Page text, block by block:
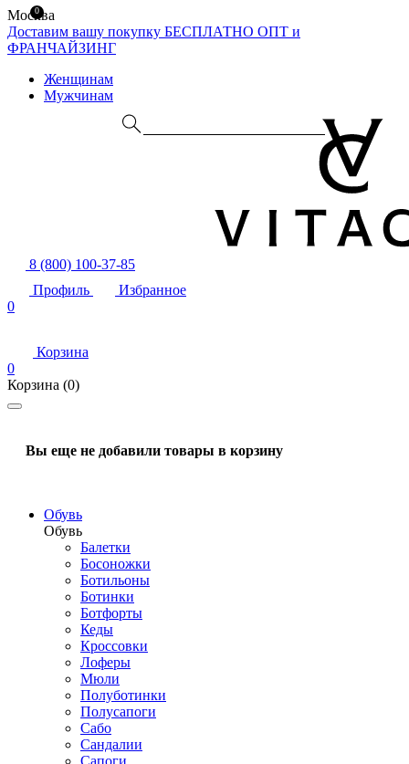
Москва
Доставим вашу покупку БЕСПЛАТНО ОПТ и
ФРАНЧАЙЗИНГ
Женщинам
Мужчинам
8 (800) 100-37-85
Профиль
Избранное
0
Корзина
0
Корзина (0)
Вы еще не добавили товары в корзину
Обувь
Обувь
Балетки
Босоножки
Ботильоны
Ботинки
Ботфорты
Кеды
Кроссовки
Лоферы
Мюли
Полуботинки
Полусапоги
Сабо
Сандалии
0